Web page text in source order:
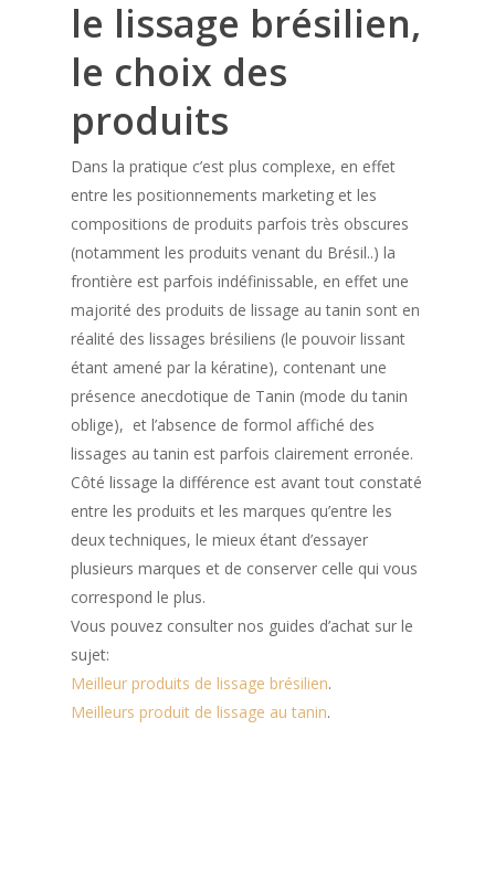
le lissage brésilien,
le choix des
produits
Dans la pratique c’est plus complexe, en effet
entre les positionnements marketing et les
compositions de produits parfois très obscures
(notamment les produits venant du Brésil..) la
frontière est parfois indéfinissable, en effet une
majorité des produits de lissage au tanin sont en
réalité des lissages brésiliens (le pouvoir lissant
étant amené par la kératine), contenant une
présence anecdotique de Tanin (mode du tanin
oblige), et l’absence de formol affiché des
lissages au tanin est parfois clairement erronée.
Côté lissage la différence est avant tout constaté
entre les produits et les marques qu’entre les
deux techniques, le mieux étant d’essayer
plusieurs marques et de conserver celle qui vous
correspond le plus.
Vous pouvez consulter nos guides d’achat sur le
sujet:
Meilleur produits de lissage brésilien.
Meilleurs produit de lissage au tanin.